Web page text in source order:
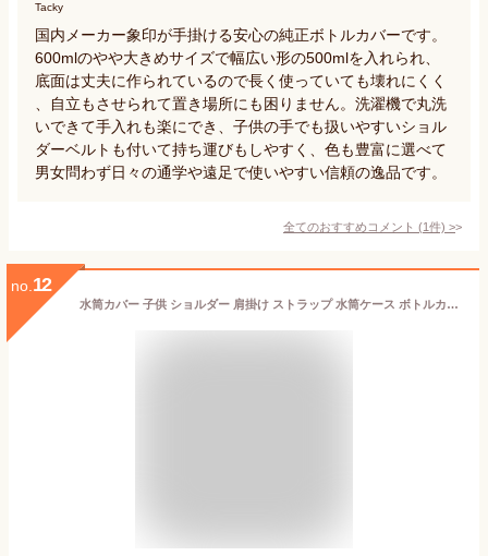
Tacky
国内メーカー象印が手掛ける安心の純正ボトルカバーです。
600mlのやや大きめサイズで幅広い形の500mlを入れられ、
底面は丈夫に作られているので長く使っていても壊れにくく
、自立もさせられて置き場所にも困りません。洗濯機で丸洗
いできて手入れも楽にでき、子供の手でも扱いやすいショル
ダーベルトも付いて持ち運びもしやすく、色も豊富に選べて
男女問わず日々の通学や遠足で使いやすい信頼の逸品です。
全てのおすすめコメント (1件) >
no. 12
水筒カバー 子供 ショルダー 肩掛け ストラップ 水筒ケース ボトルカバー サーモス 象印 タイガー 兼用 伸縮素材 360ml 480ml 500ml 550ml 600ml 750ml おしゃれ 遠足 入園 入学 準備